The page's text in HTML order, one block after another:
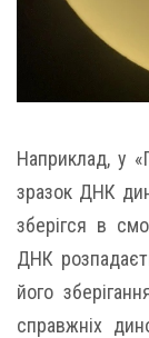
Наприклад, у
зразок ДНК
зберігся в
ДНК
його
справжніх